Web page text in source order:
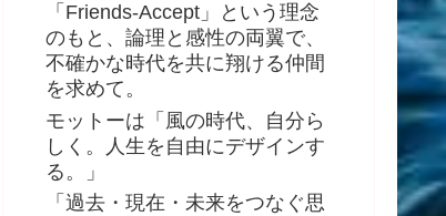
「Friends-Accept」という理念
のもと、論理と感性の両翼で、
不確かな時代を共に翔ける仲間
を求めて。
モットーは「風の時代、自分ら
しく。人生を自由にデザインす
る。」
「過去・現在・未来をつなぐ思